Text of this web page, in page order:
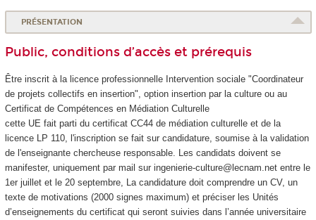
PRÉSENTATION
Public, conditions d’accès et prérequis
Être inscrit à la licence professionnelle Intervention sociale "Coordinateur
de projets collectifs en insertion", option insertion par la culture ou au
Certificat de Compétences en Médiation Culturelle
cette UE fait parti du certificat CC44 de médiation culturelle et de la
licence LP 110, l'inscription se fait sur candidature, soumise à la validation
de l'enseignante chercheuse responsable. Les candidats doivent se
manifester, uniquement par mail sur ingenierie-culture@lecnam.net entre le
1er juillet et le 20 septembre, La candidature doit comprendre un CV, un
texte de motivations (2000 signes maximum) et préciser les Unités
d’enseignements du certificat qui seront suivies dans l’année universitaire